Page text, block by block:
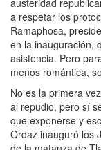
a respetar los
Ramaphosa,
en la inauguración,
asistencia. Pero
menos romántica,
No es la primera
al repudio, pero sí
que exponerse y
Ordaz inauguró los